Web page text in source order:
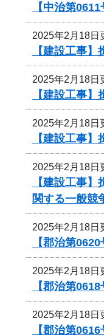
【中治第
2025年2月18日
【建設工事
2025年2月18日
【建設工事
2025年2月18日
【建設工事
2025年2月18日
【建設工事
関する一般競
2025年2月18日
【郡治第
2025年2月18日
【郡治第
2025年2月18日
【郡治第